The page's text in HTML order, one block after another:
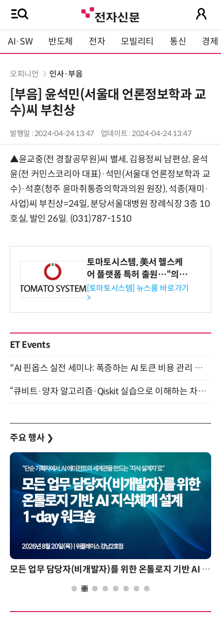
AI·SW 반도체 전자 모빌리티 통신 경제
오피니언 인사·부음
[부음] 윤석민(서울대 언론정보학과 교
수)씨 부친상
발행일 : 2024-04-24 13:47 업데이트 : 2024-04-24 13:47
▲윤교중(전 경찰공무원)씨 별세, 김용정씨 남편상, 윤석
윤(전 커민스코리아 대표)·석민(서울대 언론정보학과 교
수)·석훈(청주 윤마취통증의학과의원 원장), 석종(재미·
사업)씨 부친상=24일, 분당서울대병원 장례식장 3층 10
호실, 발인 26일. (031)787-1510
토마토시스템, 美서 헬스케
어 플랫폼 특허 출원…“의료
기관·보험사 공략”
[토마토시스템] 뉴스룸 바로가기
>
ET Events
"AI 핀옵스 실전 세미나: 폭증하는 AI 토큰 비용 관리 전략" 8월 21일 개최
“큐비트·양자 알고리즘·Qiskit 실습으로 이해하는 차세대 컴퓨팅” (8/28)
주요 행사 ❯
모든 업무 담당자(비개발자)를 위한 온톨로지 기반 AI 지식체계 설계 1-day 워크숍